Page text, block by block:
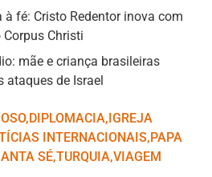
fé: Cristo Redentor inova com
Christi
mãe e criança brasileiras
de Israel
,ㅤ DIPLOMACIA,ㅤ IGREJA
INTERNACIONAIS,ㅤ PAPA
SÉ,ㅤTURQUIA,ㅤVIAGEM